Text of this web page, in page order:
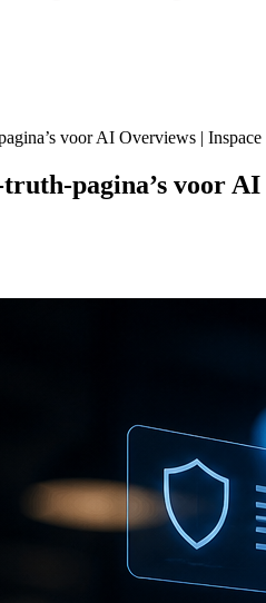
voor AI Overviews | Inspace
pagina’s voor